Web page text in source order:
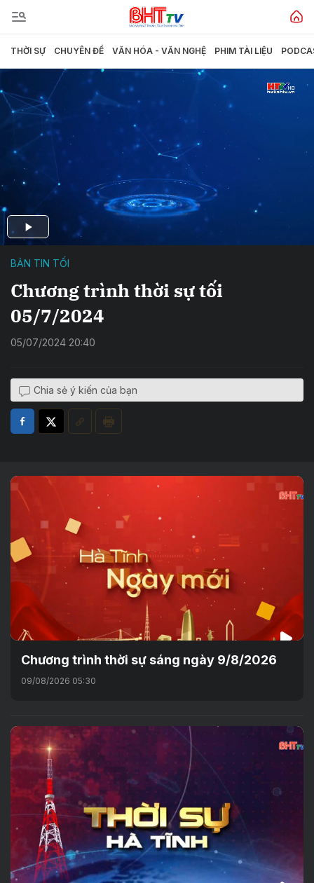
THỜI SỰ CHUYÊN ĐỀ VĂN HÓA - VĂN NGHỆ PHIM TÀI LIỆU
BẢN TIN TỐI
Chương trình thời sự tối
05/7/2024
05/07/2024 20:40
Chia sẻ ý kiến của bạn
Chương trình thời sự sáng ngày 9/8/2026
09/08/2026 05:30